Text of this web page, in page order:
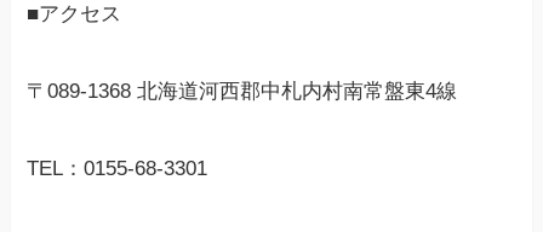
■アクセス
〒089-1368 北海道河西郡中札内村南常盤東4線
TEL：0155-68-3301